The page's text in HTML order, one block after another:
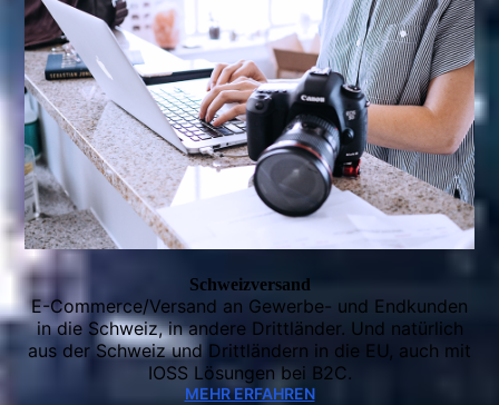
Schweizversand
E-Commerce/Versand an Gewerbe- und Endkunden
in die Schweiz, in andere Drittländer. Und natürlich
aus der Schweiz und Drittländern in die EU, auch mit
IOSS Lösungen bei B2C.
MEHR ERFAHREN